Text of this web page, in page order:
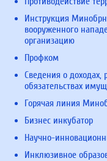
Инструкция
вооруженного
организацию
Профком
Сведения о доходах,
обязательствах
Горячая линия
Бизнес инкубатор
Научно-
Инклюзивное